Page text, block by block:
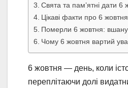
Свята та пам’ятні дати 6
Цікаві факти про 6 жовтня
Померли 6 жовтня:
Чому 6 жовтня вартий
6 жовтня — день, коли
переплітаючи долі